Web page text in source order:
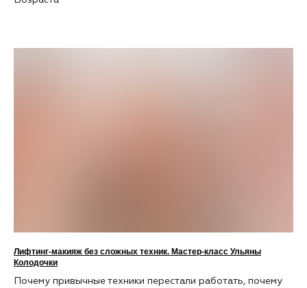
Лифтинг-макияж без сложных техник. Мастер-класс Ульяны
Колодочки
Почему привычные техники перестали работать, почему